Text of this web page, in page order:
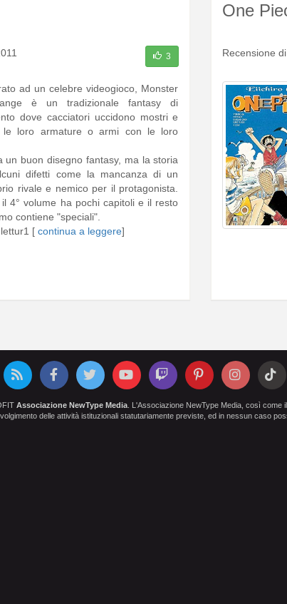
3
ad un celebre videogioco, Monster
è un tradizionale fantasy di
dove cacciatori uccidono mostri e
le loro armature o armi con le loro
un buon disegno fantasy, ma la storia
difetti come la mancanza di un
rivale e nemico per il protagonista.
4° volume ha pochi capitoli e il resto
contiene "speciali".
[ continua a leggere]
One
Recensione di
Associazione NewType Media. L'Associazione NewType Media, così come
delle attività istituzionali statutariamente previste, ed in nessun caso